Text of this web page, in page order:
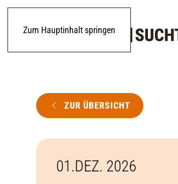
Zum Hauptinhalt springen
ZUR ÜBERSICHT
01.DEZ. 2026